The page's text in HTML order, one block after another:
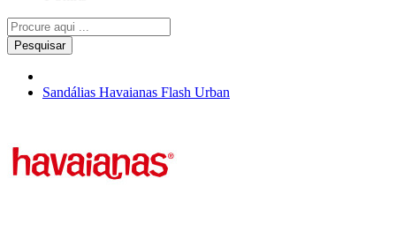
Pesquisar
Sandálias Havaianas Flash Urban